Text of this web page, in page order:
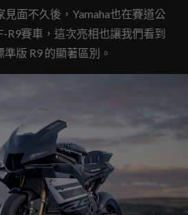
見面不久後，Yamaha也在賽道公
R9賽車，這次亮相也讓我們看到
準版 R9 的顯著區別。